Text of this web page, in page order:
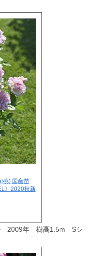
桃) 国産苗
》2020秋新
2009年 樹高1.5m Sシ